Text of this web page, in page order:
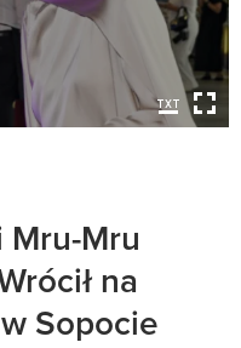
Mru-Mru
na
Sopocie